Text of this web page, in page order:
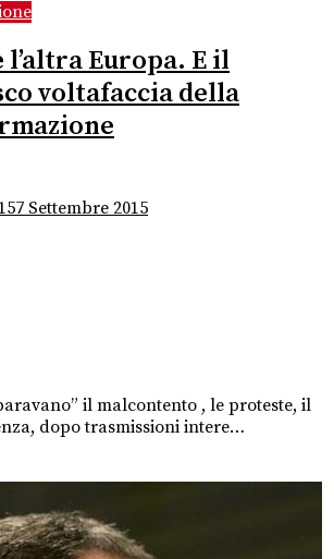
Europa. E il
voltafaccia della
7 Settembre 2015
il malcontento , le proteste, il
dopo trasmissioni intere…